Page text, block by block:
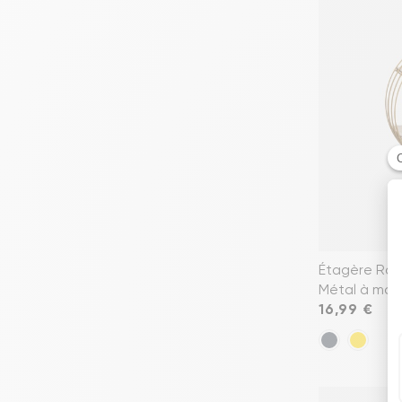
Étagère
Métal à
Prix
16,99 €